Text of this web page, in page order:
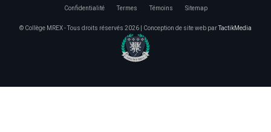
© Collège MREX - Tous droits réservés 2026 | Conception de site web parTactikMedia
Confidentialité Termes Témoins Sitemap